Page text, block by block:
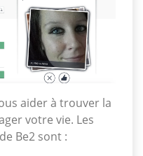
aider à trouver la
votre vie. Les
Be2 sont :